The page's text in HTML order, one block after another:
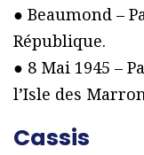
● Beaumond –
République.
● 8 Mai 1945 –
l’Isle des
Cassis